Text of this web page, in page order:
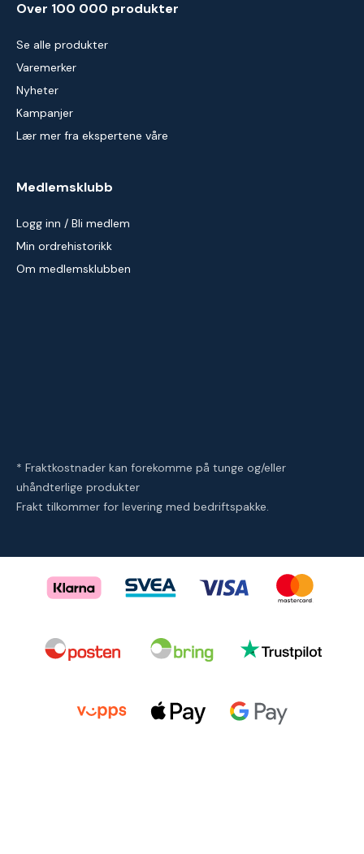
Over 100 000 produkter
Se alle produkter
Varemerker
Nyheter
Kampanjer
Lær mer fra ekspertene våre
Medlemsklubb
Logg inn / Bli medlem
Min ordrehistorikk
Om medlemsklubben
* Fraktkostnader kan forekomme på tunge og/eller
uhåndterlige produkter
Frakt tilkommer for levering med bedriftspakke.